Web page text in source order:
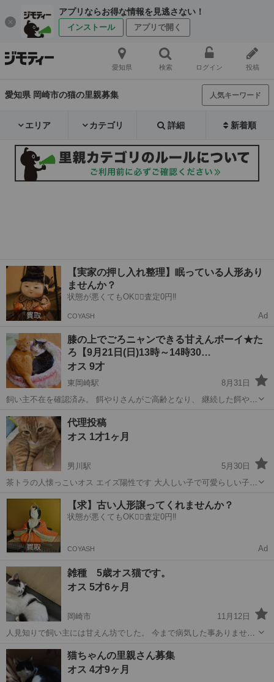
アプリならお得な情報を見逃さない！
インストール アプリで開く
愛知県 検索 ログイン 投稿
愛知県 岡崎市の猫の里親募集 人気キーワード
エリア カテゴリ 詳細 新着順
【実家の押し入れ整理】眠っている人形あり
ませんか？
状態が悪くてもOK🙆‍♀️査定0円‼️
COYASH Ad
膝の上でごろニャンできる甘えんボーイ★た
ろ【9月21日(日)13時～14時30…
オス 9才
東岡崎駅
8月31日
飼い主不在を確認済み。 餌やりさんがご高齢となり、 継続した餌やり
め、 餌やりさん了承の元保護＆里親募集に至りました。 引っ掻いたり
噛むこともない穏やかの...
愛知 岡崎市 東岡崎駅
代理投稿
オス 1才1ヶ月
男川駅
5月30日
茶トラの人懐っこいオス エイズ陽性です 大人しい子で可愛らしい子で
て 引き取れず… 1匹だけで 生涯大事にしてくださる方を探しています
エイズ陽...
愛知 岡崎市 男川駅 猫 部屋
【求】古い人形譲ってくれませんか？
状態が悪くてもOK🙆‍♀️査定0円‼️
COYASH Ad
雑種 5歳オス猫です。
オス 5才6ヶ月
岡崎市
11月12日
人見知りで飼い主には甘えん坊でした。 今まで病気した事ありませ
愛知 岡崎市 5歳
猫ちゃんの里親さん募集
オス 4才9ヶ月